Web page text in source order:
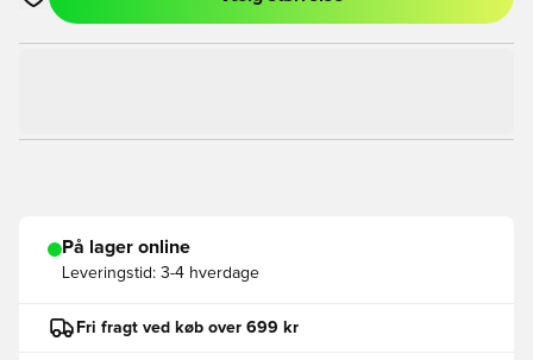
Åbner en Modal til at logge ind eller tilmelde dig som medlem
På lager online
Leveringstid: 3-4 hverdage
Fri fragt ved køb over 699 kr